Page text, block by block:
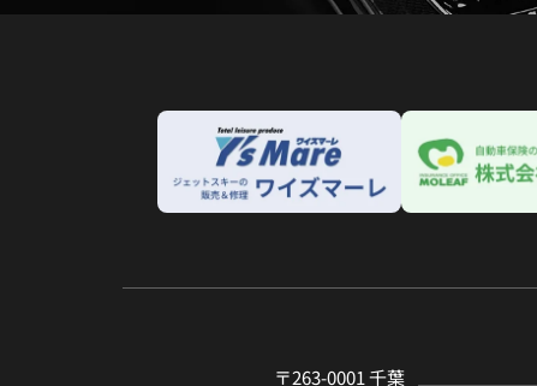
〒263-0001 千葉